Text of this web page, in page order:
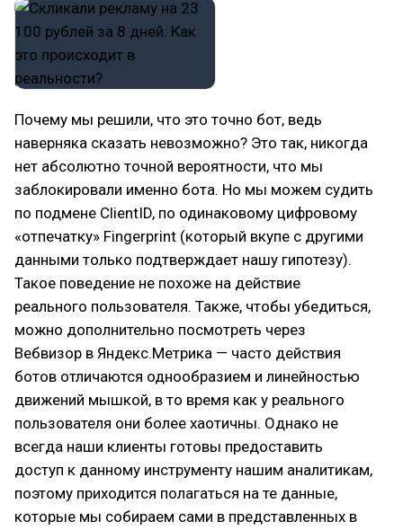
Почему мы решили, что это точно бот, ведь
наверняка сказать невозможно? Это так, никогда
нет абсолютно точной вероятности, что мы
заблокировали именно бота. Но мы можем судить
по подмене ClientID, по одинаковому цифровому
«отпечатку» Fingerprint (который вкупе с другими
данными только подтверждает нашу гипотезу).
Такое поведение не похоже на действие
реального пользователя. Также, чтобы убедиться,
можно дополнительно посмотреть через
Вебвизор в Яндекс.Метрика — часто действия
ботов отличаются однообразием и линейностью
движений мышкой, в то время как у реального
пользователя они более хаотичны. Однако не
всегда наши клиенты готовы предоставить
доступ к данному инструменту нашим аналитикам,
поэтому приходится полагаться на те данные,
которые мы собираем сами в представленных в